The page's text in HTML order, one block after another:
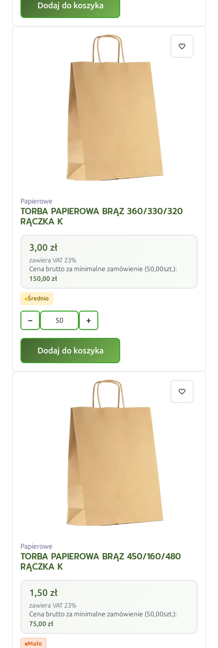
Dodaj do koszyka
Papierowe
TORBA PAPIEROWA BRĄZ 360/330/320
RĄCZKA K
3,00zł
zawiera VAT 23%
Cena brutto za minimalne zamówienie (50,00szt.):
150,00zł
Średnio
− +
Dodaj do koszyka
Papierowe
TORBA PAPIEROWA BRĄZ 450/160/480
RĄCZKA K
1,50zł
zawiera VAT 23%
Cena brutto za minimalne zamówienie (50,00szt.):
75,00zł
Mało